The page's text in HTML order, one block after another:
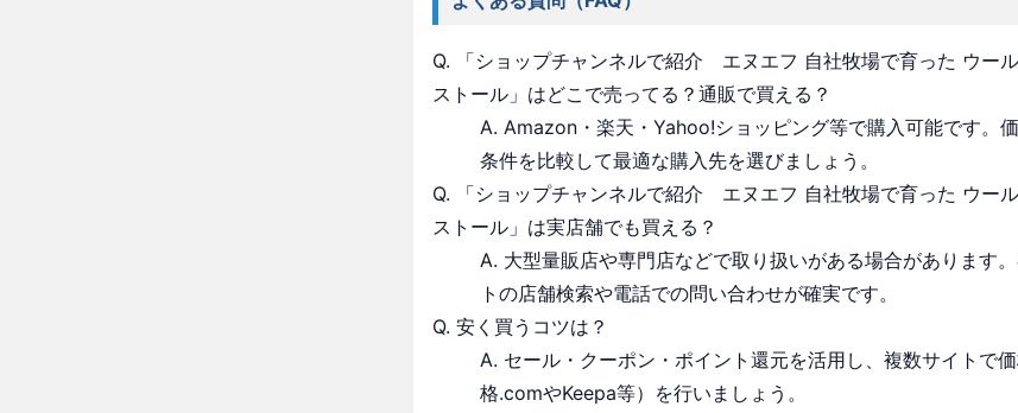
Q. 「ショップチャンネルで紹介 エヌエフ 自社牧場で育った ウー
ストール」はどこで売ってる？通販で買える？
A. Amazon・楽天・Yahoo!ショッピング等で購入可能です。
条件を比較して最適な購入先を選びましょう。
Q. 「ショップチャンネルで紹介 エヌエフ 自社牧場で育った ウー
ストール」は実店舗でも買える？
A. 大型量販店や専門店などで取り扱いがある場合があります
トの店舗検索や電話での問い合わせが確実です。
Q. 安く買うコツは？
A. セール・クーポン・ポイント還元を活用し、複数サイトで
格.comやKeepa等）を行いましょう。